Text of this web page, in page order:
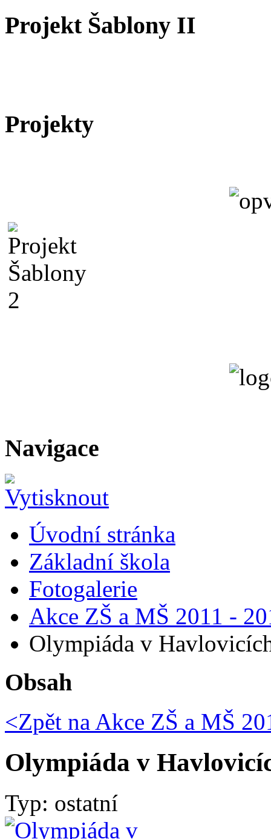
Projekt Šablony II
Projekty
Navigace
Úvodní stránka
Základní škola
Fotogalerie
Akce ZŠ a MŠ 2011 -
Olympiáda v
Obsah
<Zpět na Akce ZŠ a MŠ
Olympiáda v
Typ: ostatní